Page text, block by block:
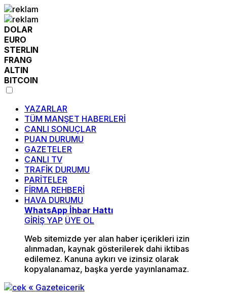
DOLAR
EURO
STERLIN
FRANG
ALTIN
BITCOIN
YAZARLAR
TÜM MANŞET HABERLERİ
CANLI SONUÇLAR
PUAN DURUMU
GAZETELER
CANLI TV
TRAFİK DURUMU
PARİTELER
FİRMA REHBERİ
HAVA DURUMU
WhatsApp İhbar Hattı
GİRİŞ YAP ÜYE OL
Web sitemizde yer alan haber içerikleri izin
alınmadan, kaynak gösterilerek dahi iktibas
edilemez. Kanuna aykırı ve izinsiz olarak
kopyalanamaz, başka yerde yayınlanamaz.